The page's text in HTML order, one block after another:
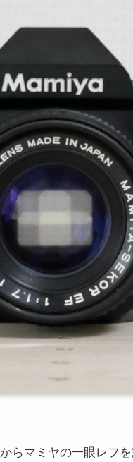
からマミヤの一眼レフ